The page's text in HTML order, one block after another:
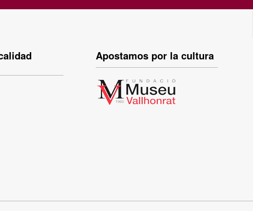
Apostamos por la cultura